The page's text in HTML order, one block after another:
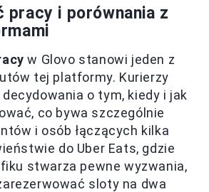
pracy i porównania z
w Glovo stanowi jeden z
tej platformy. Kurierzy
o tym, kiedy i jak
co bywa szczególnie
i osób łączących kilka
do Uber Eats, gdzie
stwarza pewne wyzwania,
sloty na dwa